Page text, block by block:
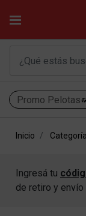
Promo Pelotas
Inicio
Ingresá tu
de retiro y envío